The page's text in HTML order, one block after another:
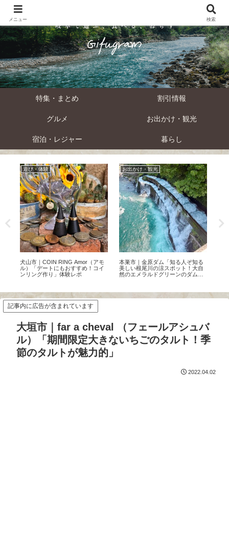
特集・まとめ 割引情報
グルメ お出かけ・観光
宿泊・レジャー 暮らし
遊び・体験
犬山市｜COIN RING Amor（アモ
ル）「デートにもおすすめ！コイ
ンリング作り」体験レポ
お出かけ・観光
本巣市｜金原ダム「知る人ぞ知る
美しい根尾川の涼スポット！大自
然のエメラルドグリーンのダムを
記事内に広告が含まれています
大垣市｜far a cheval （フェールアシュバ
ル）「期間限定大きないちごのタルト！季
節のタルトが魅力的」
2022.04.02
メニュー 検索